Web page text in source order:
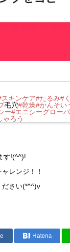
スキンケア#たるみ#
毛穴#乾燥#かんそい
ー#エニシーグロー
ゃろう
す!(^^)!
レンジ！！
ださい(*^^)v
Hatena